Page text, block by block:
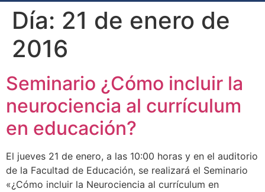
Día: 21 de enero de
2016
Seminario ¿Cómo incluir la
neurociencia al currículum
en educación?
El jueves 21 de enero, a las 10:00 horas y en el auditorio
de la Facultad de Educación, se realizará el Seminario
«¿Cómo incluir la Neurociencia al currículum en